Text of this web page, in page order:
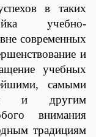
в таких
учебно-
современных
и
учебных
самыми
и другим
внимания
традициям